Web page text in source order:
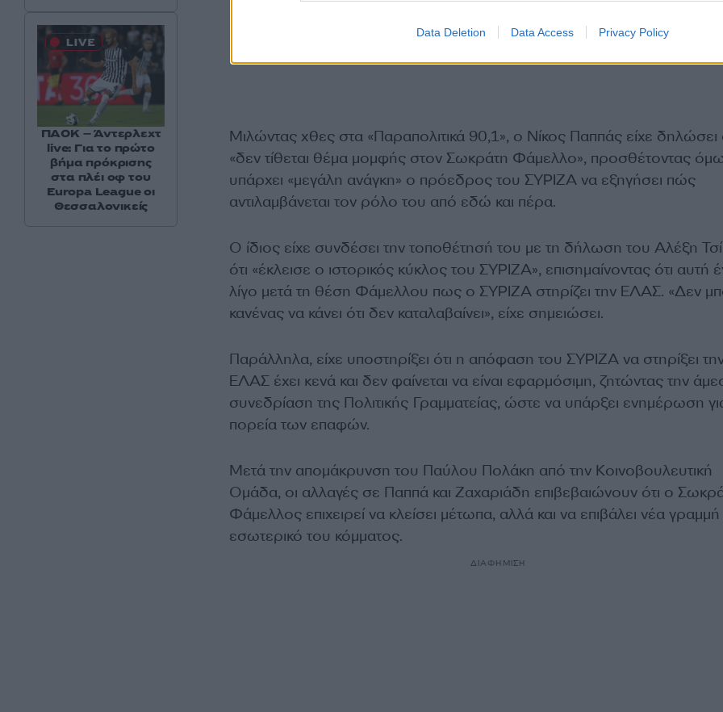
Data Deletion Data Access Privacy Policy
Μιλώντας χθες στα «Παραπολιτικά 90,1», ο Νίκος Παππάς είχε δηλώσει
«δεν τίθεται θέμα μομφής στον Σωκράτη Φάμελλο», προσθέτοντας
υπάρχει «μεγάλη ανάγκη» ο πρόεδρος του ΣΥΡΙΖΑ να εξηγήσει πώς
αντιλαμβάνεται τον ρόλο του από εδώ και πέρα.
Ο ίδιος είχε συνδέσει την τοποθέτησή του με τη δήλωση του Αλέξη
ότι «έκλεισε ο ιστορικός κύκλος του ΣΥΡΙΖΑ», επισημαίνοντας ότι αυτή
λίγο μετά τη θέση Φάμελλου πως ο ΣΥΡΙΖΑ στηρίζει την ΕΛΑΣ. «Δεν
κανένας να κάνει ότι δεν καταλαβαίνει», είχε σημειώσει.
Παράλληλα, είχε υποστηρίξει ότι η απόφαση του ΣΥΡΙΖΑ να στηρίξει
ΕΛΑΣ έχει κενά και δεν φαίνεται να είναι εφαρμόσιμη, ζητώντας την
συνεδρίαση της Πολιτικής Γραμματείας, ώστε να υπάρξει ενημέρωση
πορεία των επαφών.
Μετά την απομάκρυνση του Παύλου Πολάκη από την Κοινοβουλευτική
Ομάδα, οι αλλαγές σε Παππά και Ζαχαριάδη επιβεβαιώνουν ότι ο
Φάμελλος επιχειρεί να κλείσει μέτωπα, αλλά και να επιβάλει νέα
εσωτερικό του κόμματος.
ΔΙΑΦΗΜΙΣΗ
ΠΑΟΚ – Άντερλεχτ
live: Για το πρώτο
βήμα πρόκρισης
στα πλέι οφ του
Europa League οι
Θεσσαλονικείς